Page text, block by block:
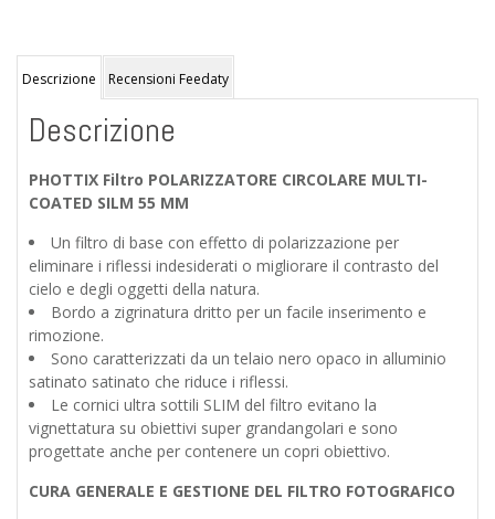
con
astuccio
Descrizione Recensioni Feedaty
Descrizione
PHOTTIX Filtro POLARIZZATORE CIRCOLARE MULTI-
COATED SILM 55 MM
Un filtro di base con effetto di polarizzazione per
eliminare i riflessi indesiderati o migliorare il contrasto del
cielo e degli oggetti della natura.
Bordo a zigrinatura dritto per un facile inserimento e
rimozione.
Sono caratterizzati da un telaio nero opaco in alluminio
satinato satinato che riduce i riflessi.
Le cornici ultra sottili SLIM del filtro evitano la
vignettatura su obiettivi super grandangolari e sono
progettate anche per contenere un copri obiettivo.
CURA GENERALE E GESTIONE DEL FILTRO FOTOGRAFICO